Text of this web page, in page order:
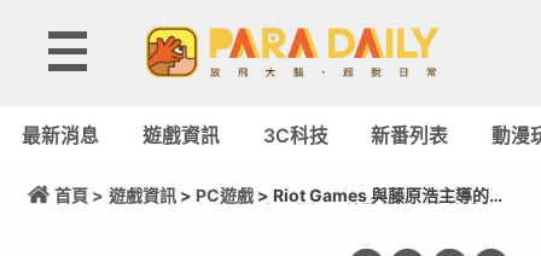
最新消息 遊戲資訊 3C科技 新番列表 動漫
首頁 > 遊戲資訊> PC遊戲> Riot Games 與藤原浩主導的